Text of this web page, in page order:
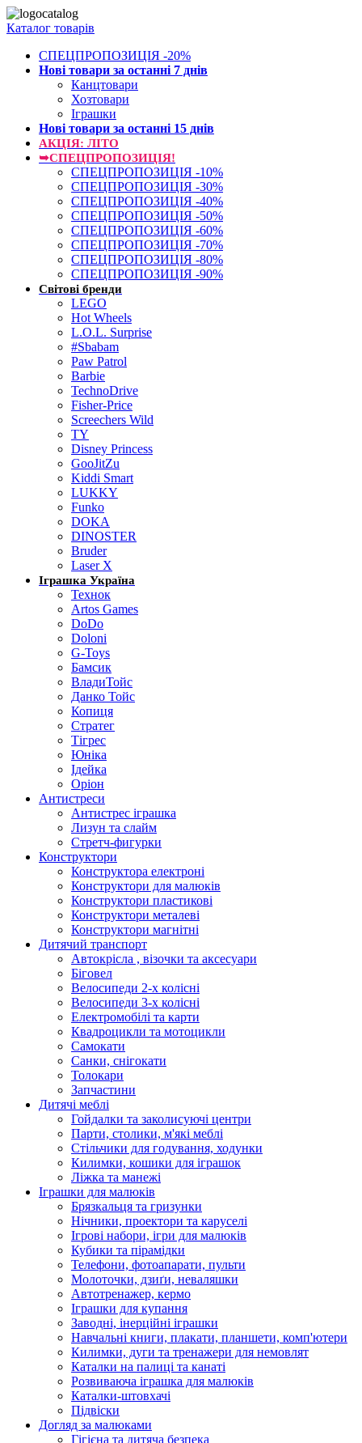
Каталог товарів
СПЕЦПРОПОЗИЦІЯ -20%
Нові товари за останнi 7 днiв
Канцтовари
Хозтовари
Іграшки
Нові товари за останнi 15 днiв
АКЦІЯ: ЛІТО
➥СПЕЦПРОПОЗИЦІЯ!
СПЕЦПРОПОЗИЦІЯ -10%
СПЕЦПРОПОЗИЦІЯ -30%
СПЕЦПРОПОЗИЦІЯ -40%
СПЕЦПРОПОЗИЦІЯ -50%
СПЕЦПРОПОЗИЦІЯ -60%
СПЕЦПРОПОЗИЦІЯ -70%
СПЕЦПРОПОЗИЦІЯ -80%
СПЕЦПРОПОЗИЦІЯ -90%
Світові бренди
LEGO
Hot Wheels
L.O.L. Surprise
#Sbabam
Paw Patrol
Barbie
TechnoDrive
Fisher-Price
Screechers Wild
TY
Disney Princess
GooJitZu
Kiddi Smart
LUKKY
Funko
DOKA
DINOSTER
Bruder
Laser X
Іграшка Україна
Технок
Artos Games
DoDo
Doloni
G-Toys
Бамсик
ВладиТойс
Данко Тойс
Копиця
Стратег
Тігрес
Юніка
Ідейка
Оріон
Антистреси
Антистрес іграшка
Лизун та слайм
Стретч-фигурки
Конструктори
Конструктора електроні
Конструктори для малюків
Конструктори пластикові
Конструктори металеві
Конструктори магнітні
Дитячий транспорт
Автокрісла , візочки та аксесуари
Біговел
Велосипеди 2-х колісні
Велосипеди 3-х колісні
Електромобілі та карти
Квадроцикли та мотоцикли
Самокати
Санки, снігокати
Толокари
Запчастини
Дитячі меблі
Гойдалки та заколисуючі центри
Парти, столики, м'які меблі
Стільчики для годування, ходунки
Килимки, кошики для іграшок
Ліжка та манежі
Іграшки для малюків
Брязкальця та гризунки
Нічники, проектори та каруселі
Ігрові набори, ігри для малюків
Кубики та пірамідки
Телефони, фотоапарати, пульти
Молоточки, дзиґи, неваляшки
Автотренажер, кермо
Іграшки для купання
Заводні, інерційні іграшки
Навчальні книги, плакати, планшети, комп'ютери
Килимки, дуги та тренажери для немовлят
Каталки на палиці та канаті
Розвиваюча іграшка для малюків
Каталки-штовхачі
Підвіски
Догляд за малюками
Гігієна та дитяча безпека